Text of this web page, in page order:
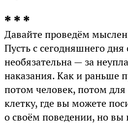
* * *
Давайте проведём
Пусть с сегодняшнего дня
необязательна — за
наказания. Как и раньше
потом человек, потом для
клетку, где вы можете
о своём поведении, но вы